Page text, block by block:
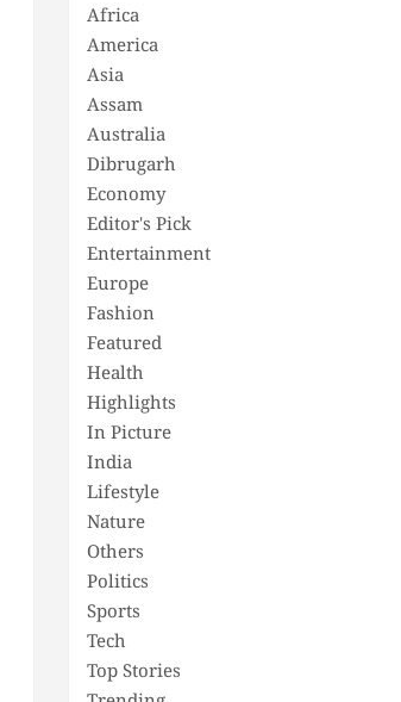
Africa
America
Asia
Assam
Australia
Dibrugarh
Economy
Editor's Pick
Entertainment
Europe
Fashion
Featured
Health
Highlights
In Picture
India
Lifestyle
Nature
Others
Politics
Sports
Tech
Top Stories